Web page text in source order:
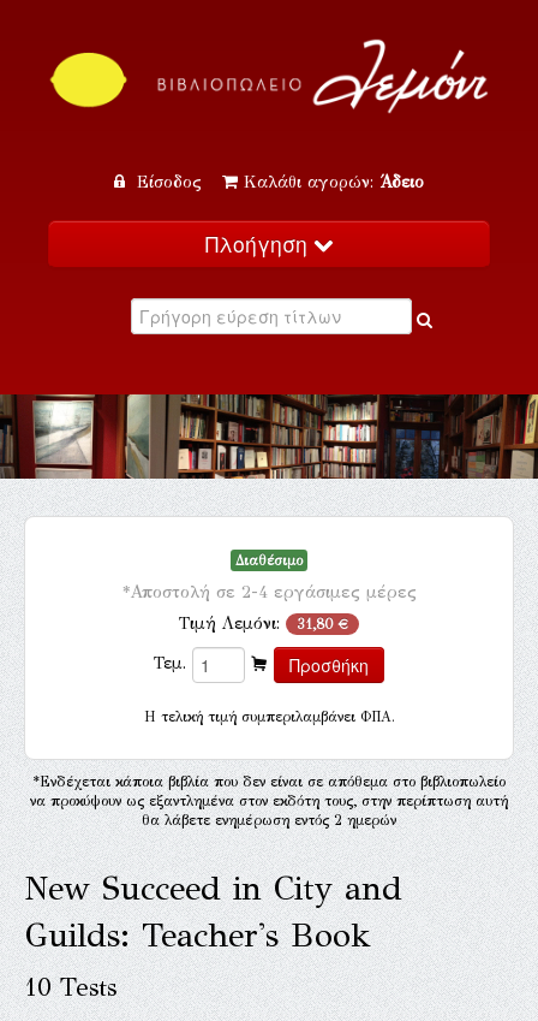
Είσοδος Καλάθι αγορών: Άδειο
Πλοήγηση
Κατάλογος
Εκδηλώσεις
Επικοινωνία
Διαθέσιμο
*Αποστολή σε 2-4 εργάσιμες μέρες
Τιμή Λεμόνι: 31,80 €
Τεμ.
H τελική τιμή συμπεριλαμβάνει ΦΠΑ.
*Ενδέχεται κάποια βιβλία που δεν είναι σε απόθεμα στο βιβλιοπωλείο
να προκύψουν ως εξαντλημένα στον εκδότη τους, στην περίπτωση αυτή
θα λάβετε ενημέρωση εντός 2 ημερών
New Succeed in City and
Guilds: Teacher's Book
10 Tests